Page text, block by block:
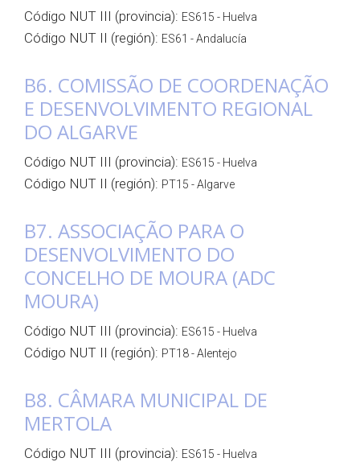
Código NUT III (provincia): ES615 - Huelva
Código NUT II (región): ES61 - Andalucía
B6. COMISSÃO DE COORDENAÇÃO
E DESENVOLVIMENTO REGIONAL
DO ALGARVE
Código NUT III (provincia): ES615 - Huelva
Código NUT II (región): PT15 - Algarve
B7. ASSOCIAÇÃO PARA O
DESENVOLVIMENTO DO
CONCELHO DE MOURA (ADC
MOURA)
Código NUT III (provincia): ES615 - Huelva
Código NUT II (región): PT18 - Alentejo
B8. CÂMARA MUNICIPAL DE
MERTOLA
Código NUT III (provincia): ES615 - Huelva